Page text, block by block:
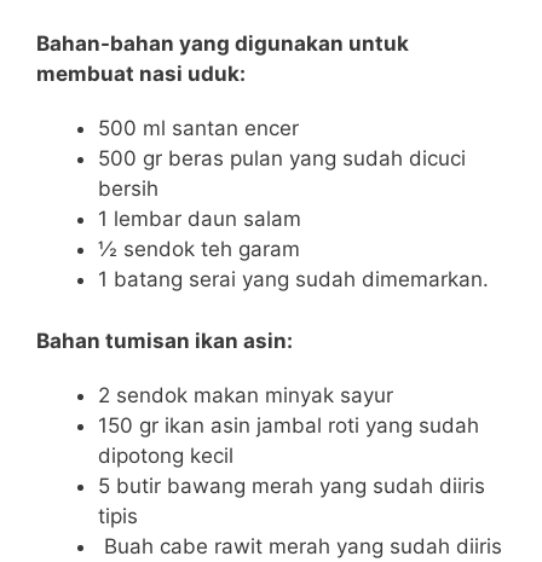
Bahan-bahan yang digunakan untuk
membuat nasi uduk:
500 ml santan encer
500 gr beras pulan yang sudah dicuci
bersih
1 lembar daun salam
½ sendok teh garam
1 batang serai yang sudah dimemarkan.
Bahan tumisan ikan asin:
2 sendok makan minyak sayur
150 gr ikan asin jambal roti yang sudah
dipotong kecil
5 butir bawang merah yang sudah diiris
tipis
Buah cabe rawit merah yang sudah diiris